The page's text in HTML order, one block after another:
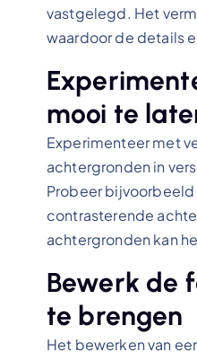
vastgelegd. Het
waardoor de details
mooi te
Experimenteer met
achtergronden in
Probeer
contrasterende
achtergronden kan
Bewerk de
te brengen
Het bewerken van